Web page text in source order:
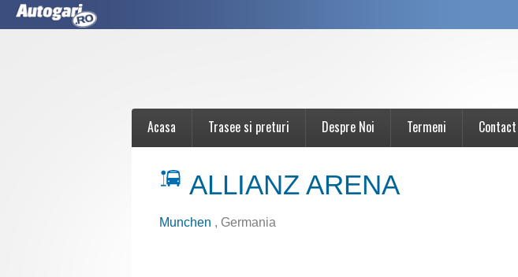
Acasa Trasee si preturi Despre Noi Termeni Contact
ALLIANZ ARENA
Munchen , Germania